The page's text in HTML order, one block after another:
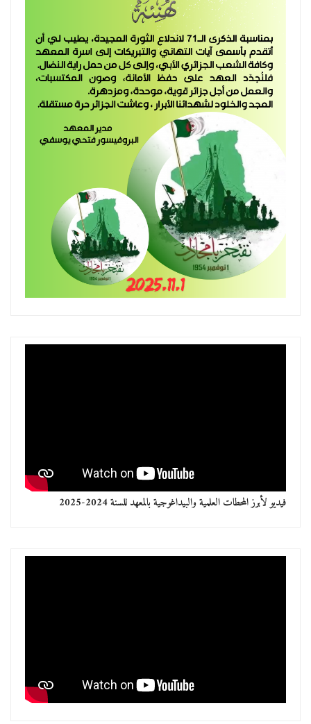
فيديو لأبرز المحطات العلمية والبيداغوجية بالمعهد للسنة 2024-2025